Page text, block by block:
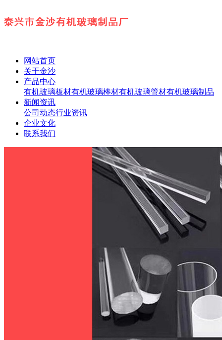
网站首页
关于金沙
产品中心
有机玻璃板材有机玻璃棒材有机玻璃管材有机玻璃制品
新闻资讯
公司动态行业资讯
企业文化
联系我们